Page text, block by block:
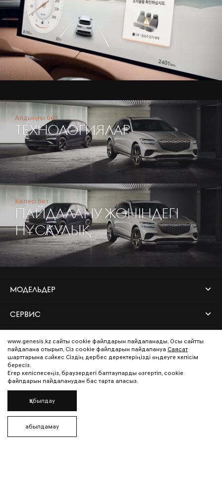
Алдыңғы бет
ТЕХНОЛОГИЯЛАР
Келесі бет
ПАЙДАЛАНУ ЖӨНІНДЕГІ
НҰСҚАУЛЫҚ
МОДЕЛЬДЕР
СЕРВИС
БРЕНД
Кері байланыс
Дилер табу
www.genesis.kz сайты cookie файлдарын пайдаланады. Осы сайтты
пайдалана отырып, Сіз cookie файлдарын пайдалануға Саясат
шарттарына сәйкес Сіздің дербес деректеріңізді өңдеуге келісім
бересіз.
Егер келіспесеңіз, браузердегі баптауларды өзгертіп, cookie
файлдарын пайдаланудан бас тарта аласыз.
Қабылдау
Қабылдамау